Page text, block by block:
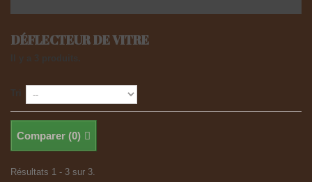
DÉFLECTEUR DE VITRE
Comparer (0)
Résultats 1 - 3 sur 3.